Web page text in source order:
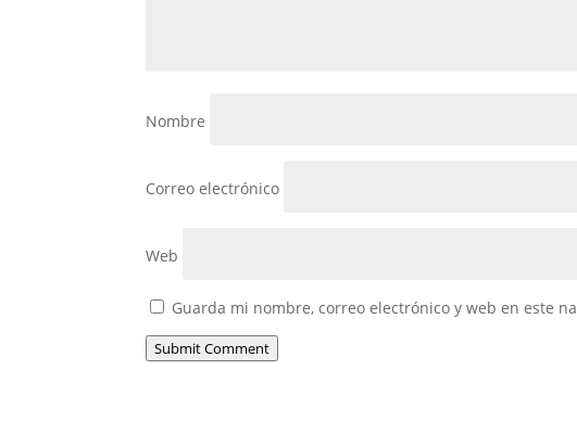
Nombre
Correo electrónico
Web
Guarda mi nombre, correo electrónico y web en este
Submit Comment